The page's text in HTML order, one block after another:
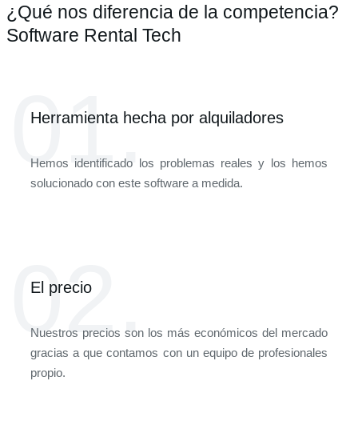
¿Qué nos diferencia de la competencia?
Software Rental Tech
01.
Herramienta hecha por alquiladores
Hemos identificado los problemas reales y los hemos
solucionado con este software a medida.
02.
El precio
Nuestros precios son los más económicos del mercado
gracias a que contamos con un equipo de profesionales
propio.